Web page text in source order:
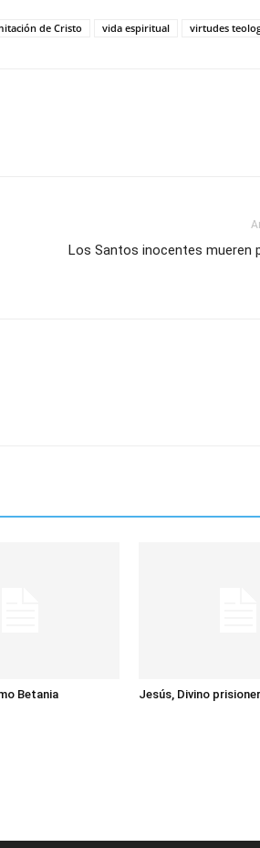
de Cristo vida espiritual virtudes
Los Santos inocentes mueren
Betania Jesús, Divino